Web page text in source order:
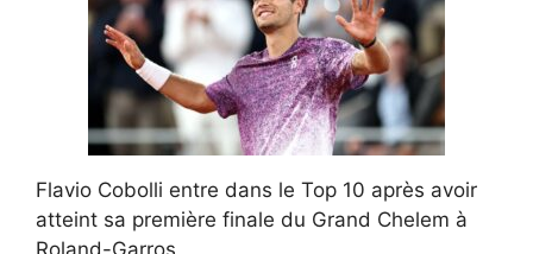
Flavio Cobolli entre dans le Top 10 après avoir
atteint sa première finale du Grand Chelem à